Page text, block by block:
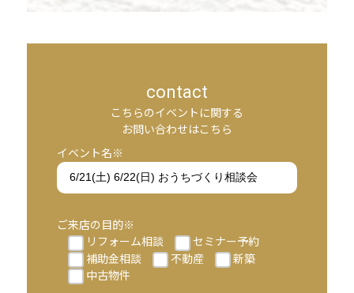
contact
こちらのイベントに関する
お問い合わせはこちら
イベント名※
ご来店の目的※
リフォーム相談
セミナー予約
補助金相談
不動産
新築
中古物件